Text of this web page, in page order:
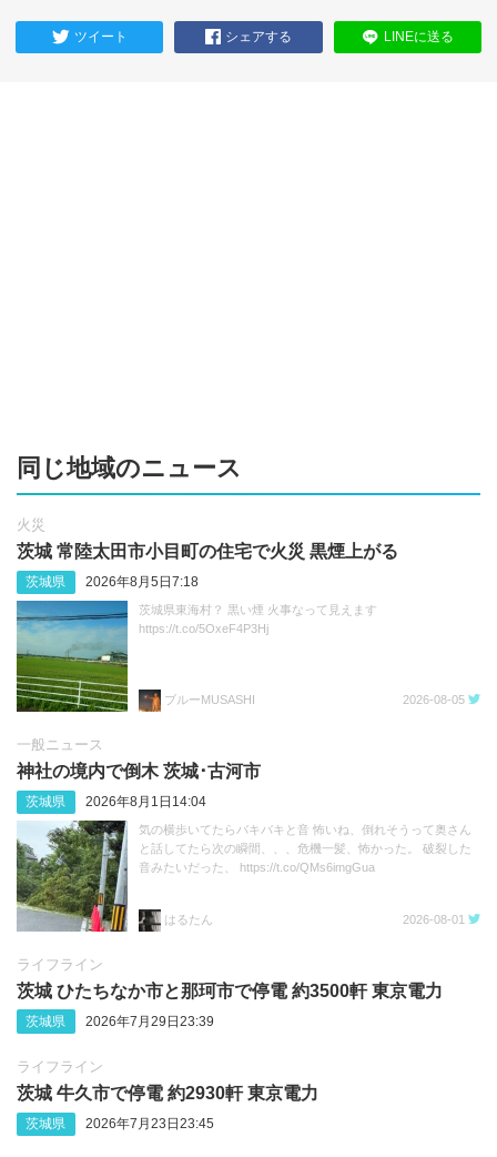
ツイート シェアする LINEに送る
同じ地域のニュース
火災
茨城 常陸太田市小目町の住宅で火災 黒煙上がる
茨城県 2026年8月5日7:18
茨城県東海村？ 黒い煙 火事なって見えます
https://t.co/5OxeF4P3Hj
ブルーMUSASHI 2026-08-05
一般ニュース
神社の境内で倒木 茨城･古河市
茨城県 2026年8月1日14:04
気の横歩いてたらバキバキと音 怖いね、倒れそうって奥さん
と話してたら次の瞬間、、、危機一髪、怖かった。 破裂した
音みたいだった、 https://t.co/QMs6imgGua
はるたん 2026-08-01
ライフライン
茨城 ひたちなか市と那珂市で停電 約3500軒 東京電力
茨城県 2026年7月29日23:39
ライフライン
茨城 牛久市で停電 約2930軒 東京電力
茨城県 2026年7月23日23:45